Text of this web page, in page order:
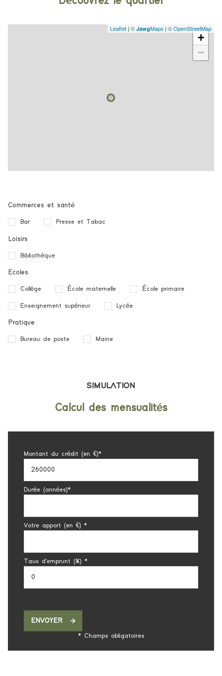
+
−
Leaflet | © JawgMaps | © OpenStreetMap
Commerces et santé
Bar Presse et Tabac
Loisirs
Bibliothèque
Ecoles
Collège École maternelle École primaire
Enseignement supérieur Lycée
Pratique
Bureau de poste Mairie
SIMULATION
Calcul des mensualités
Montant du crédit (en €)*
Durée (années)*
Votre apport (en €) *
Taux d'emprunt (%) *
ENVOYER
* Champs obligatoires